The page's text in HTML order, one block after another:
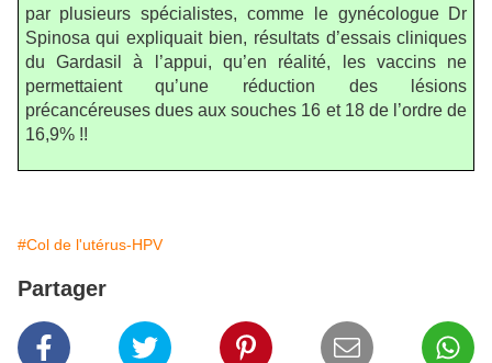
par plusieurs spécialistes, comme le gynécologue Dr
Spinosa qui expliquait bien, résultats d’essais cliniques
du Gardasil à l’appui, qu’en réalité, les vaccins ne
permettaient qu’une réduction des lésions
précancéreuses dues aux souches 16 et 18 de l’ordre de
16,9% !!
#Col de l'utérus-HPV
Partager